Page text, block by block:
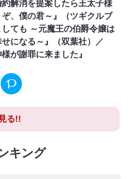
解消を提案したら王太子様
、僕の君～』（ツギクルブ
ても ～元魔王の伯爵令嬢は
になる～』（双葉社）／
が謝罪に来ました』
る!!
キング